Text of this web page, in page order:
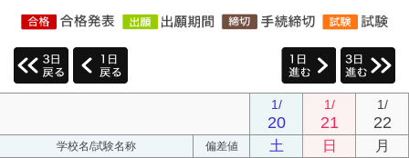
1/
20
1/
21
1/
22
学校名/試験名称 偏差値 土 日 月